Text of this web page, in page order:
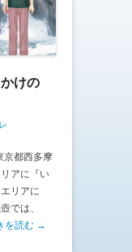
けの
京都西多摩
アに『い
リアに
では、
を読む →